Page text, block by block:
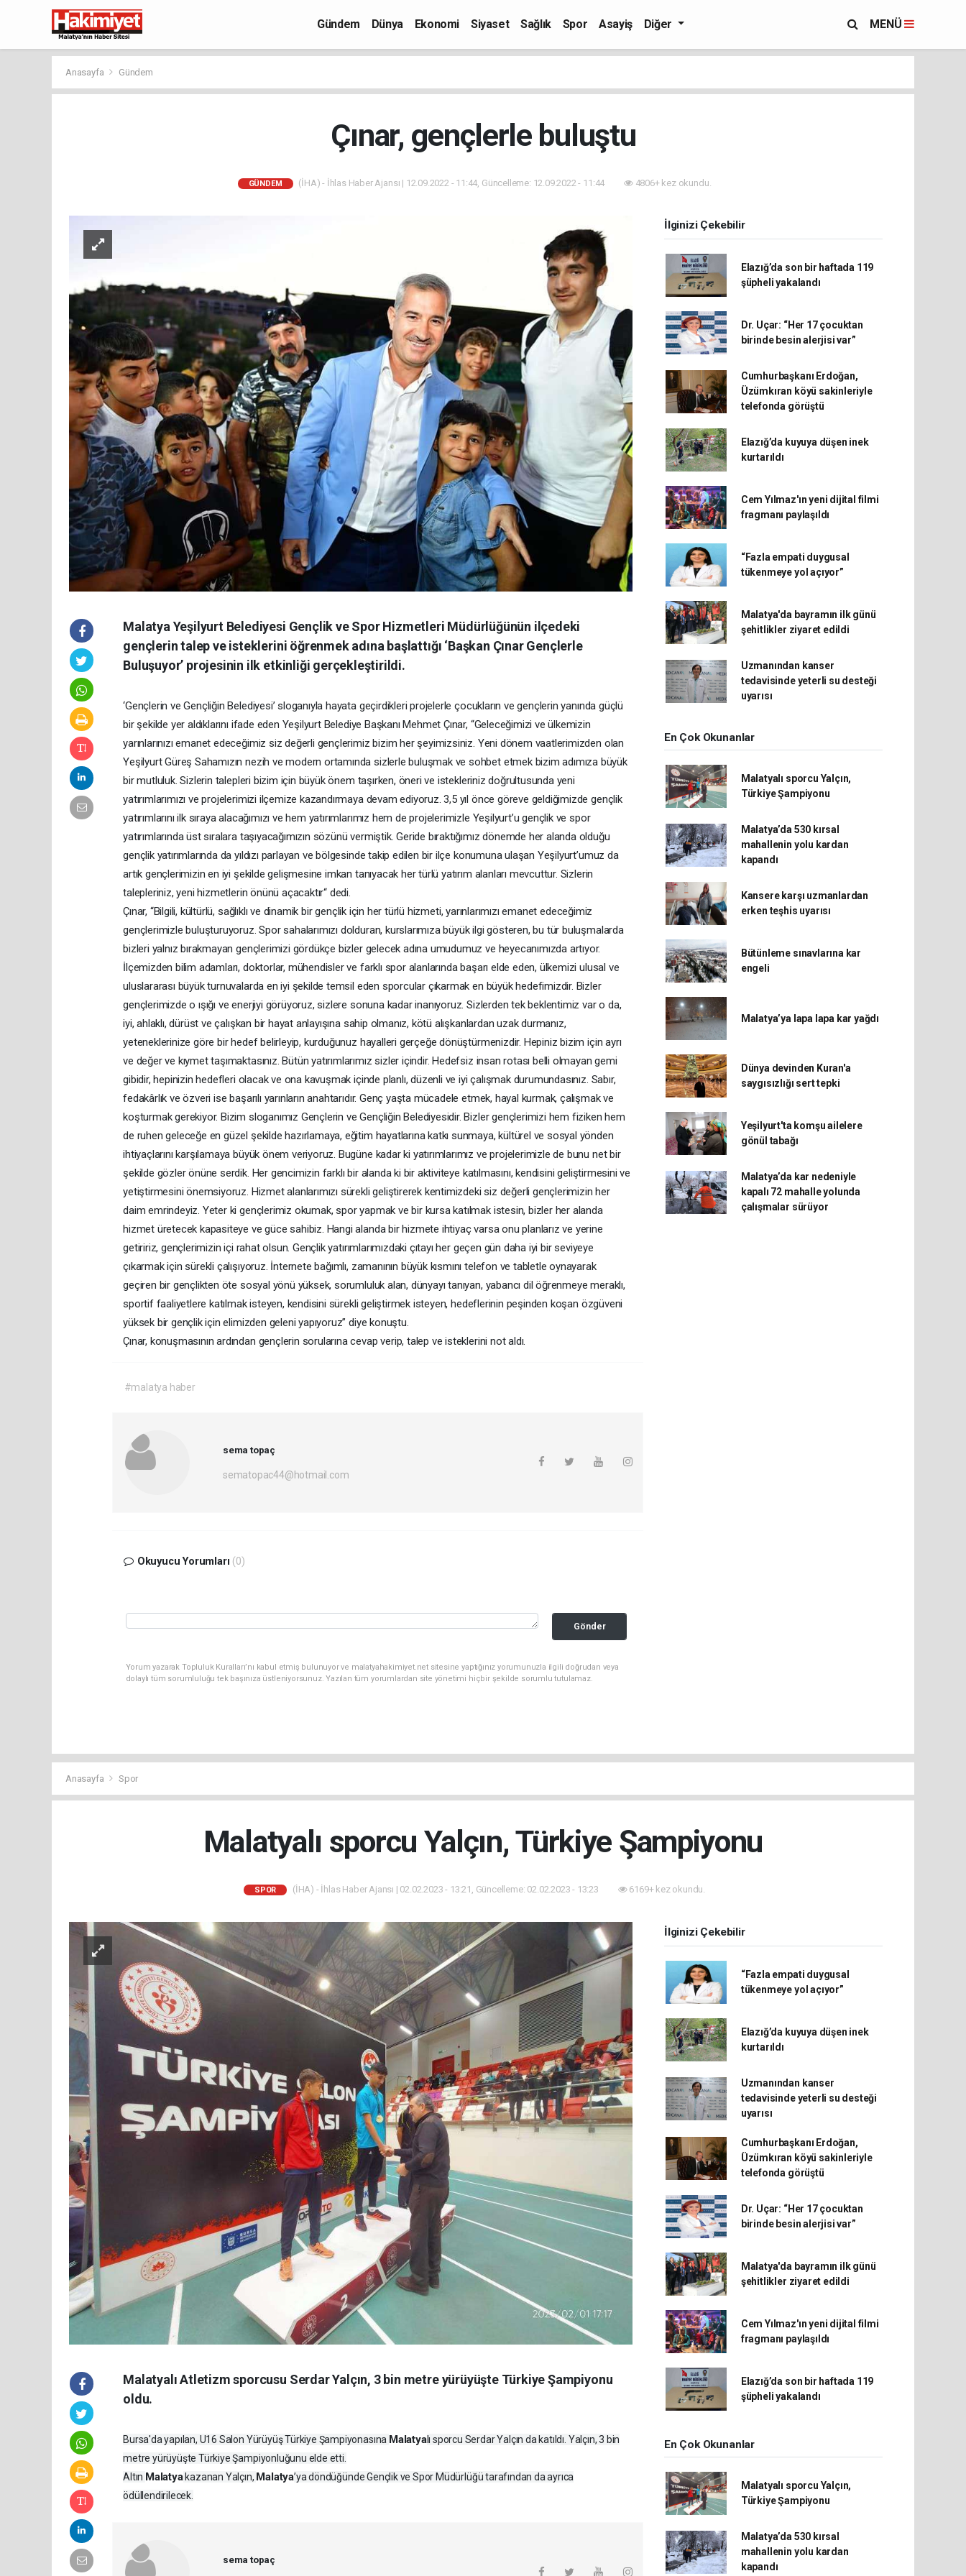
Gündem Dünya Ekonomi Siyaset Sağlık Spor Asayiş Diğer MENÜ
Anasayfa Gündem
Çınar, gençlerle buluştu
GÜNDEM (İHA) - İhlas Haber Ajansı | 12.09.2022 - 11:44, Güncelleme: 12.09.2022 - 11:44 4806+ kez okundu.
Malatya Yeşilyurt Belediyesi Gençlik ve Spor Hizmetleri Müdürlüğünün ilçedeki
gençlerin talep ve isteklerini öğrenmek adına başlattığı ‘Başkan Çınar Gençlerle
Buluşuyor’ projesinin ilk etkinliği gerçekleştirildi.
‘Gençlerin ve Gençliğin Belediyesi’ sloganıyla hayata geçirdikleri projelerle çocukların ve gençlerin yanında güçlü
bir şekilde yer aldıklarını ifade eden Yeşilyurt Belediye Başkanı Mehmet Çınar, “Geleceğimizi ve ülkemizin
yarınlarınızı emanet edeceğimiz siz değerli gençlerimiz bizim her şeyimizsiniz. Yeni dönem vaatlerimizden olan
Yeşilyurt Güreş Sahamızın nezih ve modern ortamında sizlerle buluşmak ve sohbet etmek bizim adımıza büyük
bir mutluluk. Sizlerin talepleri bizim için büyük önem taşırken, öneri ve istekleriniz doğrultusunda yeni
yatırımlarımızı ve projelerimizi ilçemize kazandırmaya devam ediyoruz. 3,5 yıl önce göreve geldiğimizde gençlik
yatırımlarını ilk sıraya alacağımızı ve hem yatırımlarımız hem de projelerimizle Yeşilyurt’u gençlik ve spor
yatırımlarında üst sıralara taşıyacağımızın sözünü vermiştik. Geride bıraktığımız dönemde her alanda olduğu
gençlik yatırımlarında da yıldızı parlayan ve bölgesinde takip edilen bir ilçe konumuna ulaşan Yeşilyurt’umuz da
artık gençlerimizin en iyi şekilde gelişmesine imkan tanıyacak her türlü yatırım alanları mevcuttur. Sizlerin
talepleriniz, yeni hizmetlerin önünü açacaktır“ dedi.
Çınar, “Bilgili, kültürlü, sağlıklı ve dinamik bir gençlik için her türlü hizmeti, yarınlarımızı emanet edeceğimiz
gençlerimizle buluşturuyoruz. Spor sahalarımızı dolduran, kurslarımıza büyük ilgi gösteren, bu tür buluşmalarda
bizleri yalnız bırakmayan gençlerimizi gördükçe bizler gelecek adına umudumuz ve heyecanımızda artıyor.
İlçemizden bilim adamları, doktorlar, mühendisler ve farklı spor alanlarında başarı elde eden, ülkemizi ulusal ve
uluslararası büyük turnuvalarda en iyi şekilde temsil eden sporcular çıkarmak en büyük hedefimizdir. Bizler
gençlerimizde o ışığı ve enerjiyi görüyoruz, sizlere sonuna kadar inanıyoruz. Sizlerden tek beklentimiz var o da,
iyi, ahlaklı, dürüst ve çalışkan bir hayat anlayışına sahip olmanız, kötü alışkanlardan uzak durmanız,
yeteneklerinize göre bir hedef belirleyip, kurduğunuz hayalleri gerçeğe dönüştürmenizdir. Hepiniz bizim için ayrı
ve değer ve kıymet taşımaktasınız. Bütün yatırımlarımız sizler içindir. Hedefsiz insan rotası belli olmayan gemi
gibidir, hepinizin hedefleri olacak ve ona kavuşmak içinde planlı, düzenli ve iyi çalışmak durumundasınız. Sabır,
fedakârlık ve özveri ise başarılı yarınların anahtarıdır. Genç yaşta mücadele etmek, hayal kurmak, çalışmak ve
koşturmak gerekiyor. Bizim sloganımız Gençlerin ve Gençliğin Belediyesidir. Bizler gençlerimizi hem fiziken hem
de ruhen geleceğe en güzel şekilde hazırlamaya, eğitim hayatlarına katkı sunmaya, kültürel ve sosyal yönden
ihtiyaçlarını karşılamaya büyük önem veriyoruz. Bugüne kadar ki yatırımlarımız ve projelerimizle de bunu net bir
şekilde gözler önüne serdik. Her gencimizin farklı bir alanda ki bir aktiviteye katılmasını, kendisini geliştirmesini ve
yetiştirmesini önemsiyoruz. Hizmet alanlarımızı sürekli geliştirerek kentimizdeki siz değerli gençlerimizin her
daim emrindeyiz. Yeter ki gençlerimiz okumak, spor yapmak ve bir kursa katılmak istesin, bizler her alanda
hizmet üretecek kapasiteye ve güce sahibiz. Hangi alanda bir hizmete ihtiyaç varsa onu planlarız ve yerine
getiririz, gençlerimizin içi rahat olsun. Gençlik yatırımlarımızdaki çıtayı her geçen gün daha iyi bir seviyeye
çıkarmak için sürekli çalışıyoruz. İnternete bağımlı, zamanının büyük kısmını telefon ve tabletle oynayarak
geçiren bir gençlikten öte sosyal yönü yüksek, sorumluluk alan, dünyayı tanıyan, yabancı dil öğrenmeye meraklı,
sportif faaliyetlere katılmak isteyen, kendisini sürekli geliştirmek isteyen, hedeflerinin peşinden koşan özgüveni
yüksek bir gençlik için elimizden geleni yapıyoruz” diye konuştu.
Çınar, konuşmasının ardından gençlerin sorularına cevap verip, talep ve isteklerini not aldı.
#malatya haber
sema topaç
sematopac44@hotmail.com
Okuyucu Yorumları (0)
Gönder
Yorum yazarak Topluluk Kuralları’nı kabul etmiş bulunuyor ve malatyahakimiyet.net sitesine yaptığınız yorumunuzla ilgili doğrudan veya
dolaylı tüm sorumluluğu tek başınıza üstleniyorsunuz. Yazılan tüm yorumlardan site yönetimi hiçbir şekilde sorumlu tutulamaz.
İlginizi Çekebilir
Elazığ’da son bir haftada 119
şüpheli yakalandı
Dr. Uçar: “Her 17 çocuktan
birinde besin alerjisi var”
Cumhurbaşkanı Erdoğan,
Üzümkıran köyü sakinleriyle
telefonda görüştü
Elazığ’da kuyuya düşen inek
kurtarıldı
Cem Yılmaz'ın yeni dijital filmi
fragmanı paylaşıldı
“Fazla empati duygusal
tükenmeye yol açıyor”
Malatya'da bayramın ilk günü
şehitlikler ziyaret edildi
Uzmanından kanser
tedavisinde yeterli su desteği
uyarısı
En Çok Okunanlar
Malatyalı sporcu Yalçın,
Türkiye Şampiyonu
Malatya’da 530 kırsal
mahallenin yolu kardan
kapandı
Kansere karşı uzmanlardan
erken teşhis uyarısı
Bütünleme sınavlarına kar
engeli
Malatya’ya lapa lapa kar yağdı
Dünya devinden Kuran'a
saygısızlığı sert tepki
Yeşilyurt'ta komşu ailelere
gönül tabağı
Malatya’da kar nedeniyle
kapalı 72 mahalle yolunda
çalışmalar sürüyor
Anasayfa Spor
Malatyalı sporcu Yalçın, Türkiye Şampiyonu
SPOR (İHA) - İhlas Haber Ajansı | 02.02.2023 - 13:21, Güncelleme: 02.02.2023 - 13:23 6169+ kez okundu.
Malatyalı Atletizm sporcusu Serdar Yalçın, 3 bin metre yürüyüşte Türkiye Şampiyonu
oldu.
Bursa'da yapılan, U16 Salon Yürüyüş Türkiye Şampiyonasına Malatyalı sporcu Serdar Yalçın da katıldı. Yalçın, 3 bin
metre yürüyüşte Türkiye Şampiyonluğunu elde etti.
Altın Malatyakazanan Yalçın, Malatya’ya döndüğünde Gençlik ve Spor Müdürlüğü tarafından da ayrıca
ödüllendirilecek.
sema topaç
İlginizi Çekebilir
“Fazla empati duygusal
tükenmeye yol açıyor”
Elazığ’da kuyuya düşen inek
kurtarıldı
Uzmanından kanser
tedavisinde yeterli su desteği
uyarısı
Cumhurbaşkanı Erdoğan,
Üzümkıran köyü sakinleriyle
telefonda görüştü
Dr. Uçar: “Her 17 çocuktan
birinde besin alerjisi var”
Malatya'da bayramın ilk günü
şehitlikler ziyaret edildi
Cem Yılmaz'ın yeni dijital filmi
fragmanı paylaşıldı
Elazığ’da son bir haftada 119
şüpheli yakalandı
En Çok Okunanlar
Malatyalı sporcu Yalçın,
Türkiye Şampiyonu
Malatya’da 530 kırsal
mahallenin yolu kardan
kapandı